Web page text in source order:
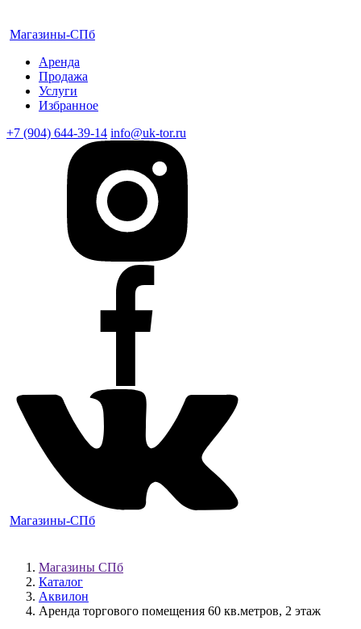
Магазины-СПб
Аренда
Продажа
Услуги
Избранное
+7 (904) 644-39-14 info@uk-tor.ru
Магазины-СПб
Магазины СПб
Каталог
Аквилон
Аренда торгового помещения 60 кв.метров, 2 этаж